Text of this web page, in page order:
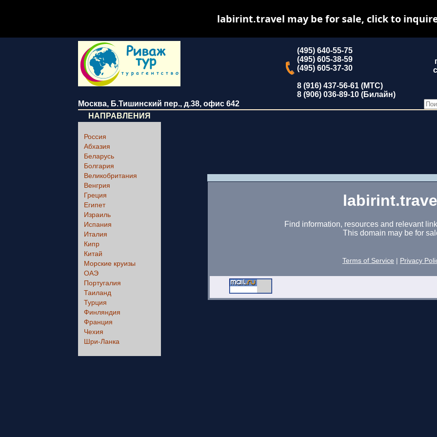
(495) 640-55-75
(495) 605-38-59
(495) 605-37-30
8 (916) 437-56-61 (МТС)
8 (906) 036-89-10 (Билайн)
Москва, Б.Тишинский пер., д.38, офис 642
НАПРАВЛЕНИЯ
Россия
Абхазия
Беларусь
Болгария
Великобритания
Венгрия
Греция
Египет
Израиль
Испания
Италия
Кипр
Китай
Морские круизы
ОАЭ
Португалия
Таиланд
Турция
Финляндия
Франция
Чехия
Шри-Ланка
Find information, resources and relevant
This domain may be for
Terms of Service Privacy
labirint.travel may be for sale, click to